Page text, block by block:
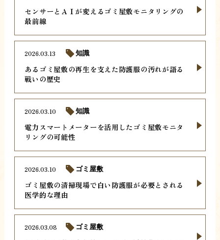
センサーとＡＩが変えるゴミ屋敷モニタリングの
最前線
あるゴミ屋敷の再生を支えた防護服の汚れが語る
戦いの歴史
2026.03.13 知識
電力スマートメーターを活用したゴミ屋敷モニタ
リングの可能性
2026.03.10 知識
ゴミ屋敷の清掃現場で白い防護服が必要とされる
医学的な理由
2026.03.10 ゴミ屋敷
2026.03.08 ゴミ屋敷